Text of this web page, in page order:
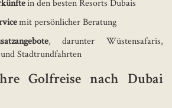
in den besten Resorts Dubais
mit persönlicher Beratung
, darunter Wüstensafaris,
Stadtrundfahrten
Golfreise nach Dubai